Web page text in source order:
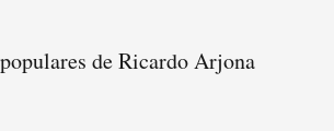
de Ricardo Arjona